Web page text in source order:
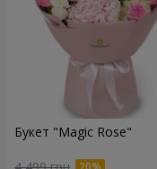
Букет "Magic Rose"